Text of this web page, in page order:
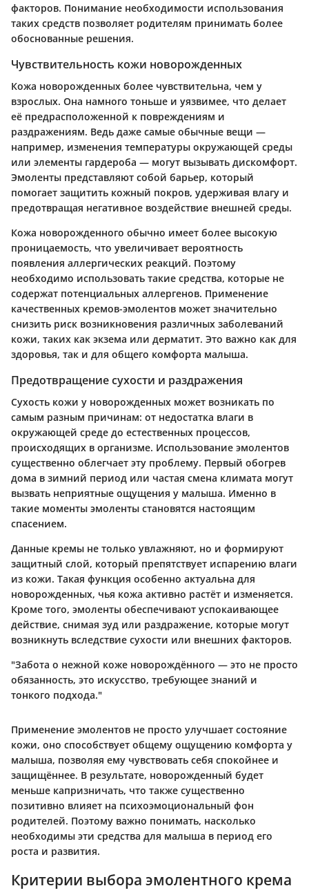
факторов. Понимание необходимости использования
таких средств позволяет родителям принимать более
обоснованные решения.
Чувствительность кожи новорожденных
Кожа новорожденных более чувствительна, чем у
взрослых. Она намного тоньше и уязвимее, что делает
её предрасположенной к повреждениям и
раздражениям. Ведь даже самые обычные вещи —
например, изменения температуры окружающей среды
или элементы гардероба — могут вызывать дискомфорт.
Эмоленты представляют собой барьер, который
помогает защитить кожный покров, удерживая влагу и
предотвращая негативное воздействие внешней среды.
Кожа новорожденного обычно имеет более высокую
проницаемость, что увеличивает вероятность
появления аллергических реакций. Поэтому
необходимо использовать такие средства, которые не
содержат потенциальных аллергенов. Применение
качественных кремов-эмолентов может значительно
снизить риск возникновения различных заболеваний
кожи, таких как экзема или дерматит. Это важно как для
здоровья, так и для общего комфорта малыша.
Предотвращение сухости и раздражения
Сухость кожи у новорожденных может возникать по
самым разным причинам: от недостатка влаги в
окружающей среде до естественных процессов,
происходящих в организме. Использование эмолентов
существенно облегчает эту проблему. Первый обогрев
дома в зимний период или частая смена климата могут
вызвать неприятные ощущения у малыша. Именно в
такие моменты эмоленты становятся настоящим
спасением.
Данные кремы не только увлажняют, но и формируют
защитный слой, который препятствует испарению влаги
из кожи. Такая функция особенно актуальна для
новорожденных, чья кожа активно растёт и изменяется.
Кроме того, эмоленты обеспечивают успокаивающее
действие, снимая зуд или раздражение, которые могут
возникнуть вследствие сухости или внешних факторов.
"Забота о нежной коже новорождённого — это не просто
обязанность, это искусство, требующее знаний и
тонкого подхода."
Применение эмолентов не просто улучшает состояние
кожи, оно способствует общему ощущению комфорта у
малыша, позволяя ему чувствовать себя спокойнее и
защищённее. В результате, новорожденный будет
меньше капризничать, что также существенно
позитивно влияет на психоэмоциональный фон
родителей. Поэтому важно понимать, насколько
необходимы эти средства для малыша в период его
роста и развития.
Критерии выбора эмолентного крема